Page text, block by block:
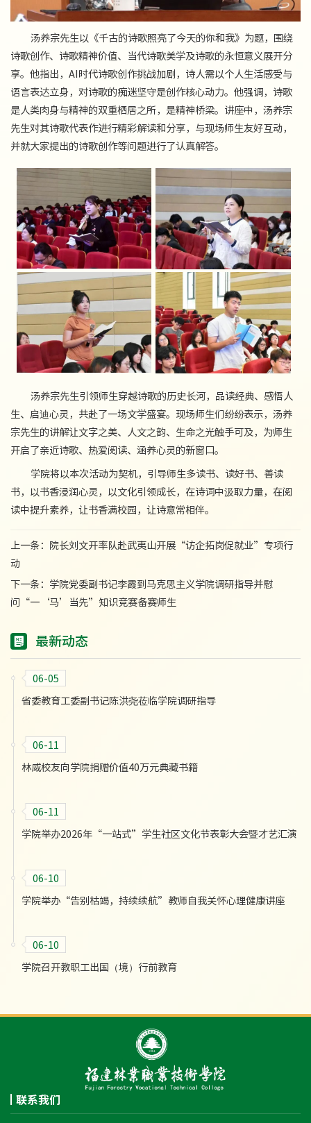
汤养宗先生以《千古的诗歌照亮了今天的你和我》为题，围绕
诗歌创作、诗歌精神价值、当代诗歌美学及诗歌的永恒意义展开分
享。他指出，AI时代诗歌创作挑战加剧，诗人需以个人生活感受与
语言表达立身，对诗歌的痴迷坚守是创作核心动力。他强调，诗歌
是人类肉身与精神的双重栖居之所，是精神桥梁。讲座中，汤养宗
先生对其诗歌代表作进行精彩解读和分享，与现场师生友好互动，
并就大家提出的诗歌创作等问题进行了认真解答。
汤养宗先生引领师生穿越诗歌的历史长河，品读经典、感悟人
生、启迪心灵，共赴了一场文学盛宴。现场师生们纷纷表示，汤养
宗先生的讲解让文字之美、人文之韵、生命之光触手可及，为师生
开启了亲近诗歌、热爱阅读、涵养心灵的新窗口。
学院将以本次活动为契机，引导师生多读书、读好书、善读
书，以书香浸润心灵，以文化引领成长，在诗词中汲取力量，在阅
读中提升素养，让书香满校园，让诗意常相伴。
上一条： 院长刘文开率队赴武夷山开展“访企拓岗促就业”专项行
动
下一条： 学院党委副书记李霞到马克思主义学院调研指导并慰
问“一‘马’当先”知识竞赛备赛师生
最新动态
06-05
省委教育工委副书记陈洪尧莅临学院调研指导
06-11
林威校友向学院捐赠价值40万元典藏书籍
06-11
学院举办2026年“一站式”学生社区文化节表彰大会暨才艺汇演
06-10
学院举办“告别枯竭，持续续航”教师自我关怀心理健康讲座
06-10
学院召开教职工出国（境）行前教育
联系我们